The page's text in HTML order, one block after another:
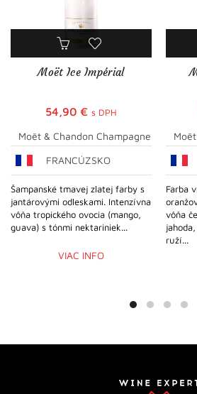
Moët Ice Impérial
54,90 € s DPH
Moët & Chandon Champagne
FRANCÚZSKO
Šampanské tmavej zlatej farby s
jantárovými odleskami. Intenzívna
vôňa tropického ovocia (mango,
guava) s tónmi nektariniek...
VIAC INFO
Farba
vôňa
ruží...